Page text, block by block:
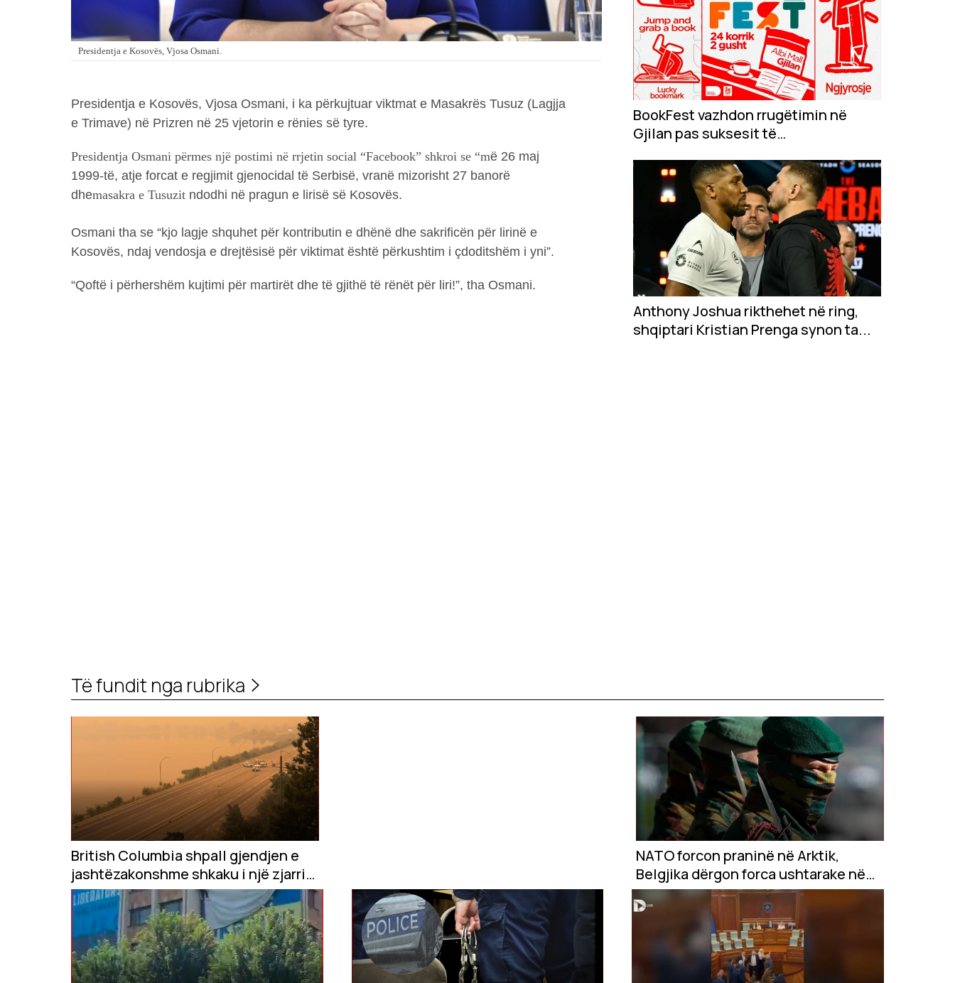
Presidentja e Kosovës, Vjosa Osmani.
Presidentja e Kosovës, Vjosa Osmani, i ka përkujtuar viktmat e Masakrës Tusuz (Lagjja
e Trimave) në Prizren në 25 vjetorin e rënies së tyre.
Presidentja Osmani përmes një postimi në rrjetin social “Facebook” shkroi se “më 26 maj
1999-të, atje forcat e regjimit gjenocidal të Serbisë, vranë mizorisht 27 banorë
dhemasakra e Tusuzit ndodhi në pragun e lirisë së Kosovës.
Osmani tha se “kjo lagje shquhet për kontributin e dhënë dhe sakrificën për lirinë e
Kosovës, ndaj vendosja e drejtësisë për viktimat është përkushtim i çdoditshëm i yni”.
“Qoftë i përhershëm kujtimi për martirët dhe të gjithë të rënët për liri!”, tha Osmani.
BookFest vazhdon rrugëtimin në
Gjilan pas suksesit të
Anthony Joshua rikthehet në ring,
shqiptari Kristian Prenga synon ta...
Të fundit nga rubrika
British Columbia shpall gjendjen e
jashtëzakonshme shkaku i një zjarri
masiv
NATO forcon praninë në Arktik,
Belgjika dërgon forca ushtarake në
Grenlandë